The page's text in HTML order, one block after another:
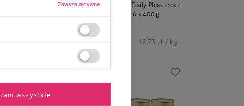
Karma mokra dla kota Luger's Daily Pleasures z
wołowiną i krewetkami zestaw 6 x 400 g
44,94 zł 18,73 zł / kg
Zawsze aktywne
wszystkie